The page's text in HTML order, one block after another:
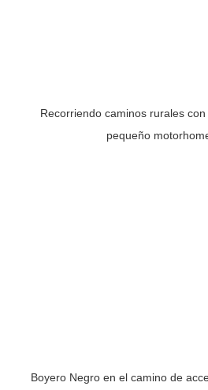
Recorriendo caminos rurales
pequeño
Boyero Negro en el camino de